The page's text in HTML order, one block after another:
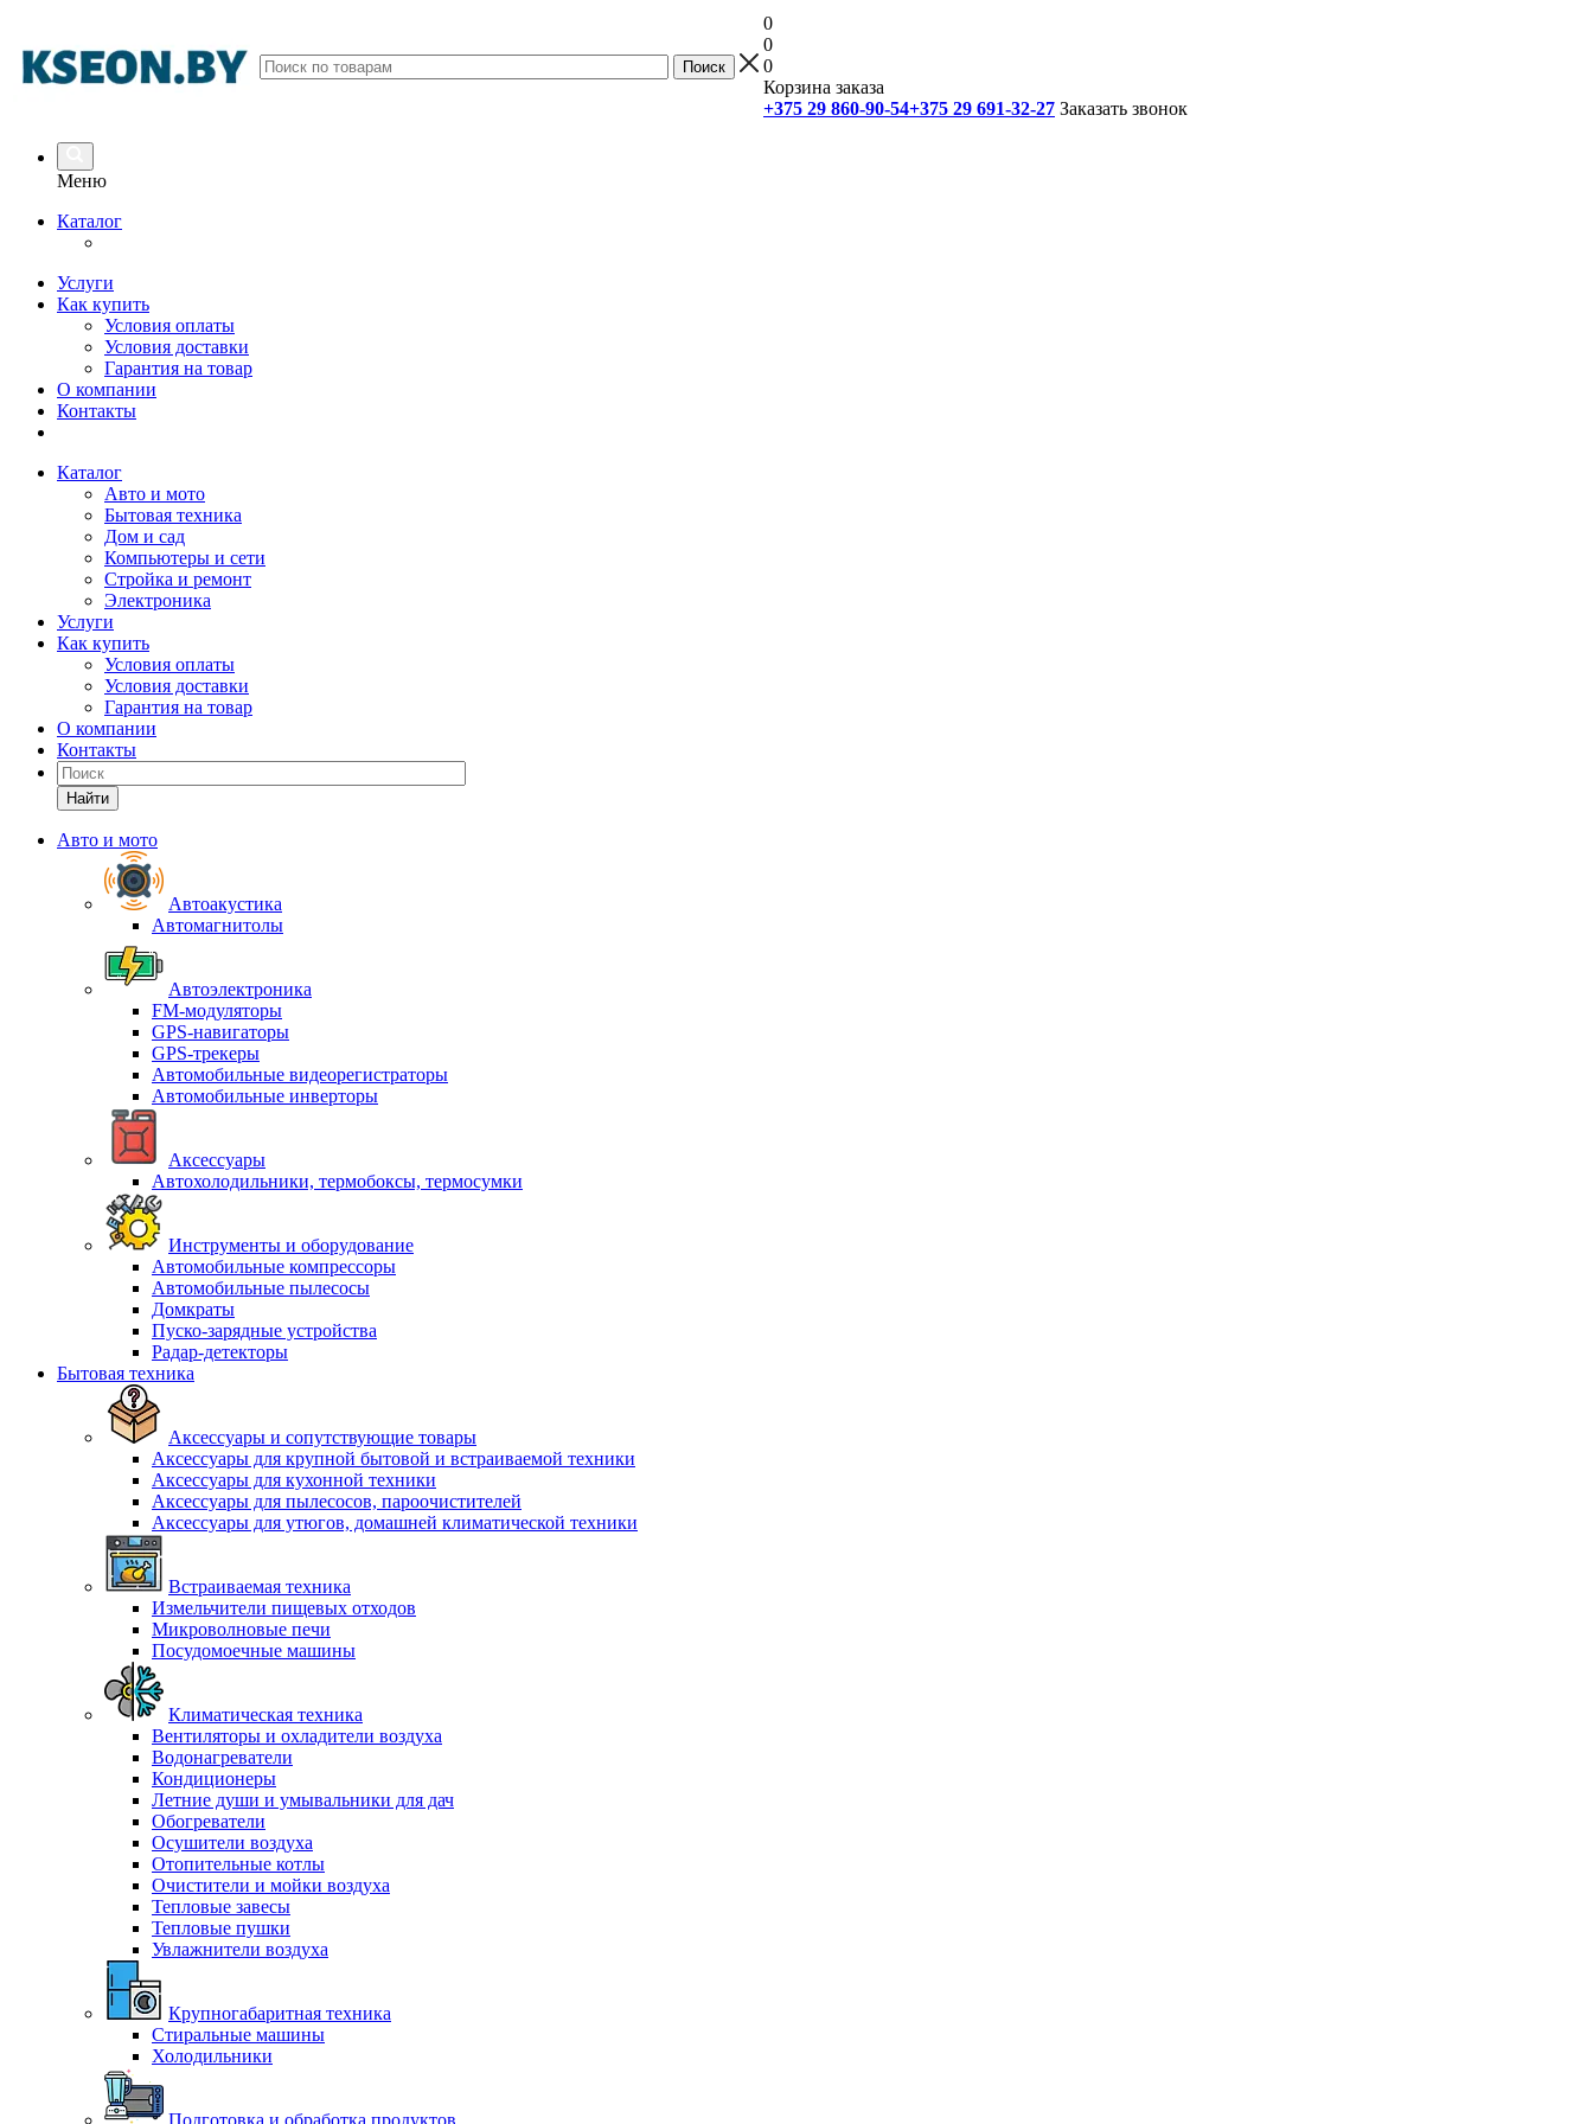
0
0
0
Корзина заказа
+375 29 860-90-54+375 29 691-32-27 Заказать звонок
Меню
Каталог
Услуги
Как купить
Условия оплаты
Условия доставки
Гарантия на товар
О компании
Контакты
Каталог
Авто и мото
Бытовая техника
Дом и сад
Компьютеры и сети
Стройка и ремонт
Электроника
Услуги
Как купить
Условия оплаты
Условия доставки
Гарантия на товар
О компании
Контакты
Найти
Авто и мото
Автоакустика
Автомагнитолы
Автоэлектроника
FM-модуляторы
GPS-навигаторы
GPS-трекеры
Автомобильные видеорегистраторы
Автомобильные инверторы
Аксессуары
Автохолодильники, термобоксы, термосумки
Инструменты и оборудование
Автомобильные компрессоры
Автомобильные пылесосы
Домкраты
Пуско-зарядные устройства
Радар-детекторы
Бытовая техника
Аксессуары и сопутствующие товары
Аксессуары для крупной бытовой и встраиваемой техники
Аксессуары для кухонной техники
Аксессуары для пылесосов, пароочистителей
Аксессуары для утюгов, домашней климатической техники
Встраиваемая техника
Измельчители пищевых отходов
Микроволновые печи
Посудомоечные машины
Климатическая техника
Вентиляторы и охладители воздуха
Водонагреватели
Кондиционеры
Летние души и умывальники для дач
Обогреватели
Осушители воздуха
Отопительные котлы
Очистители и мойки воздуха
Тепловые завесы
Тепловые пушки
Увлажнители воздуха
Крупногабаритная техника
Стиральные машины
Холодильники
Подготовка и обработка продуктов